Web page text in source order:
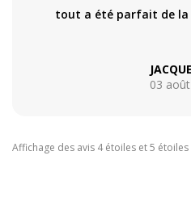
tout a été parfait de
03
Affichage des avis 4 étoiles et 5 étoiles